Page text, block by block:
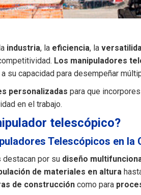
industria, la eficiencia, la
Los manipuladores
su capacidad para desempeñar
personalizadas para que
en el trabajo.
telescópico?
Telescópicos en la
destacan por su diseño
de materiales en altura
de construcción como para